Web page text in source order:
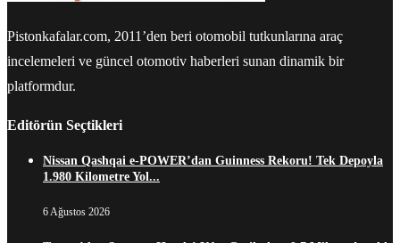
Pistonkafalar.com, 2011’den beri otomobil tutkunlarına araç
incelemeleri ve güncel otomotiv haberleri sunan dinamik bir
platformdur.
Editörün Seçtikleri
Nissan Qashqai e-POWER’dan Guinness Rekoru! Tek Depoyla
1.980 Kilometre Yol...
6 Ağustos 2026